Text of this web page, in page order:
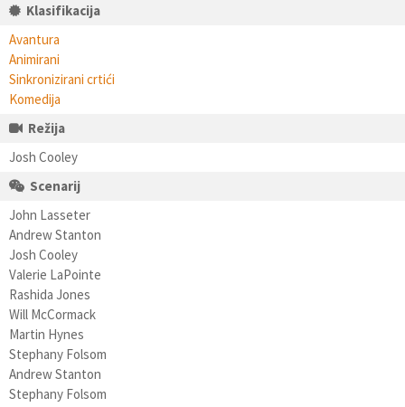
Klasifikacija
Avantura
Animirani
Sinkronizirani crtići
Komedija
Režija
Josh Cooley
Scenarij
John Lasseter
Andrew Stanton
Josh Cooley
Valerie LaPointe
Rashida Jones
Will McCormack
Martin Hynes
Stephany Folsom
Andrew Stanton
Stephany Folsom